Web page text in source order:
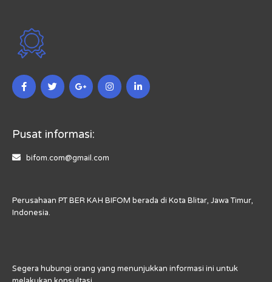
Pusat informasi:
bifom.com@gmail.com
Perusahaan PT BER KAH BIFOM berada di Kota Blitar, Jawa Timur,
Indonesia.
Segera hubungi orang yang menunjukkan informasi ini untuk